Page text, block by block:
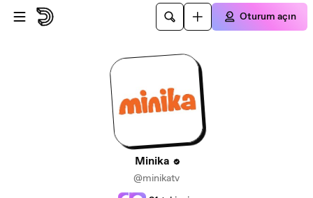
Ana içeriğe atla
Oturum açın
Minika
@minikatv